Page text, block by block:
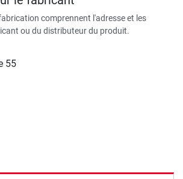
comprennent l'adresse et les
ou du distributeur du produit.
55